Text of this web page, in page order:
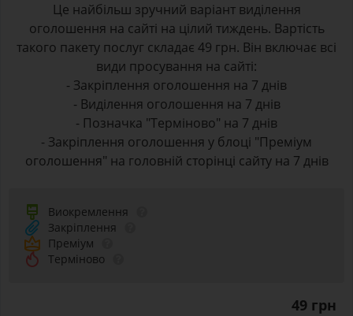
Це найбільш зручний варіант виділення
оголошення на сайті на цілий тиждень. Вартість
такого пакету послуг складає 49 грн. Він включає всі
види просування на сайті:
- Закріплення оголошення на 7 днів
- Виділення оголошення на 7 днів
- Позначка "Терміново" на 7 днів
- Закріплення оголошення у блоці "Преміум
оголошення" на головній сторінці сайту на 7 днів
Виокремлення
Закріплення
Преміум
Терміново
49 грн